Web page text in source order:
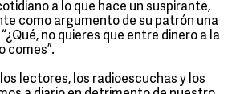
a lo que hace un suspirante,
como argumento de su patrón una
no quieres que entre dinero a la
comes”.
lectores, los radioescuchas y los